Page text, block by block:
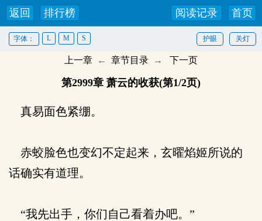
返回 排行榜 首页
阅读记录
关灯
护眼
字体： L M S
上一章 ← 章节目录 → 下一页
第2999章 萧云的收获(第1/2页)
真易面色紧绷。
赤蛟脸色也变幻不定起来，玄曜焰姬所说的
话确实有道理。
“我先出手，你们自己看着办吧。”